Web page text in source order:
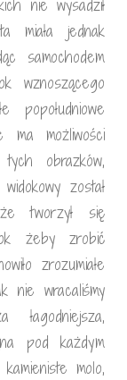
nie wysadził
miała jednak
samochodem
wznoszącego
popołudniowe
ma możliwości
obrazków,
został
że tworzył się
żeby zrobić
zrozumiałe
nie wracaliśmy
pod każdym
molo,